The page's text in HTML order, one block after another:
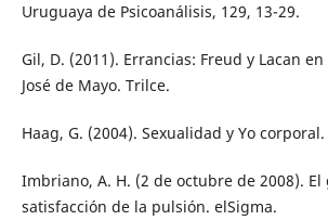
Uruguaya de Psicoanálisis, 129, 13-29.
Gil, D. (2011). Errancias: Freud y Lacan
José de Mayo. Trilce.
Haag, G. (2004). Sexualidad y Yo
Imbriano, A. H. (2 de octubre de 2008). El
satisfacción de la pulsión. elSigma.